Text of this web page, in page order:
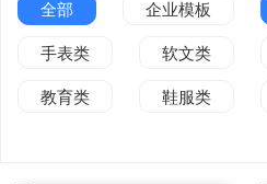
全部 企业模板
手表类 软文类
教育类 鞋服类